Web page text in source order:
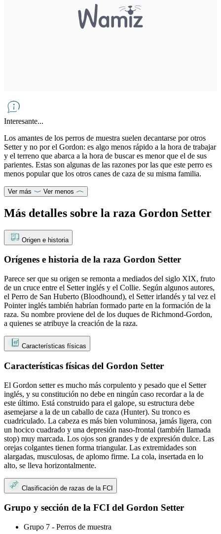
Interesante...
Los amantes de los perros de muestra suelen decantarse por otros
Setter y no por el Gordon: es algo menos rápido a la hora de trabajar
y el terreno que abarca a la hora de buscar es menor que el de sus
parientes. Estas son algunas de las razones por las que este perro es
menos popular que los otros canes de caza de su misma familia.
Ver más Ver menos
Más detalles sobre la raza Gordon Setter
Origen e historia
Orígenes e historia de la raza Gordon Setter
Parece ser que su origen se remonta a mediados del siglo XIX, fruto
de un cruce entre el Setter inglés y el Collie. Según algunos autores,
el Perro de San Huberto (Bloodhound), el Setter irlandés y tal vez el
Pointer inglés también habrían formado parte en la formación de la
raza. Su nombre proviene del de los duques de Richmond-Gordon,
a quienes se atribuye la creación de la raza.
Características físicas
Características físicas del Gordon Setter
El Gordon setter es mucho más corpulento y pesado que el Setter
inglés, y su constitución no debe en ningún caso recordar a la de
este último. Está construido para el galope, su estructura debe
asemejarse a la de un caballo de caza (Hunter). Su tronco es
cuadriculado. La cabeza es más bien voluminosa, jamás ligera, con
un hocico cuadrado y una depresión naso-frontal (también llamada
stop) muy marcada. Los ojos son grandes y de expresión dulce. Las
orejas colgantes tienen forma triangular. Las extremidades son
alargadas, musculosas, de aplomo firme. La cola, insertada en lo
alto, se lleva horizontalmente.
Clasificación de razas de la FCI
Grupo y sección de la FCI del Gordon Setter
Grupo 7 - Perros de muestra